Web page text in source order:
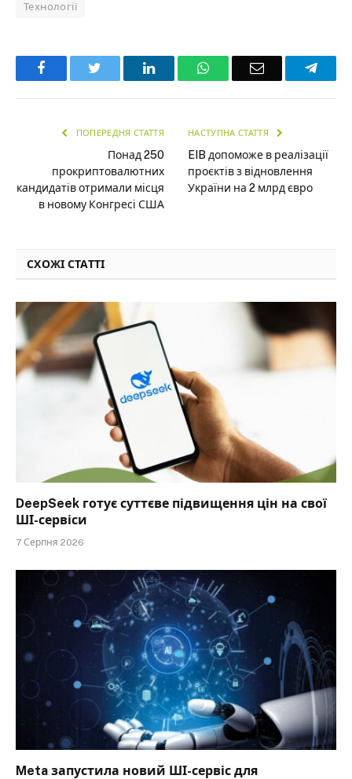
Технології
Facebook LinkedInWhatsAppEmail
ПОПЕРЕДНЯ СТАТТЯ
Понад 250
прокриптовалютних
кандидатів отримали місця
в новому Конгресі США
НАСТУПНА СТАТТЯ
EIB допоможе в реалізації
проєктів з відновлення
України на 2 млрд євро
СХОЖІ СТАТТІ
DeepSeek готує суттєве підвищення цін на свої
ШІ-сервіси
7 Серпня 2026
Meta запустила новий ШІ-сервіс для